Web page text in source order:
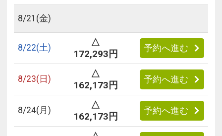
8/21 (金)
8/22(土)
△
172,293円
予約へ進む
8/23(日)
△
162,173円
予約へ進む
8/24(月)
△
162,173円
予約へ進む